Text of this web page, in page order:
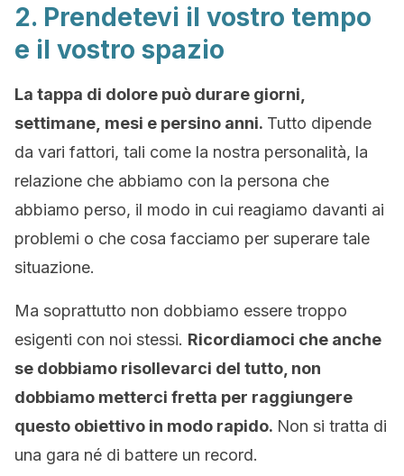
2. Prendetevi il vostro tempo
e il vostro spazio
La tappa di dolore può durare giorni,
settimane, mesi e persino anni. Tutto dipende
da vari fattori, tali come la nostra personalità, la
relazione che abbiamo con la persona che
abbiamo perso, il modo in cui reagiamo davanti ai
problemi o che cosa facciamo per superare tale
situazione.
Ma soprattutto non dobbiamo essere troppo
esigenti con noi stessi. Ricordiamoci che anche
se dobbiamo risollevarci del tutto, non
dobbiamo metterci fretta per raggiungere
questo obiettivo in modo rapido. Non si tratta di
una gara né di battere un record.